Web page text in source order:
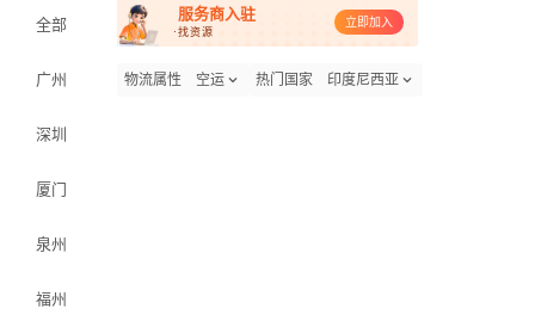
全部
广州
深圳
厦门
泉州
福州
服务商入驻
·找资源
立即加入
物流属性 空运 热门国家 印度尼西亚